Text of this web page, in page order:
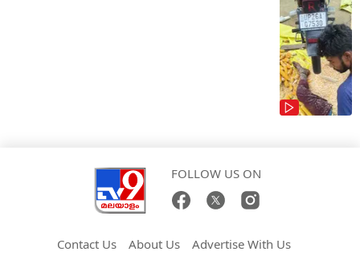
FOLLOW US ON
Contact Us About Us Advertise With Us